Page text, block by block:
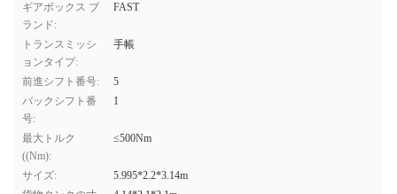
ギアボックス ブ
ランド:
FAST
トランスミッシ
ョンタイプ:
手帳
前進シフト番号:
5
バックシフト番
号:
1
最大トルク
((Nm):
≤500Nm
サイズ:
5.995*2.2*3.14m